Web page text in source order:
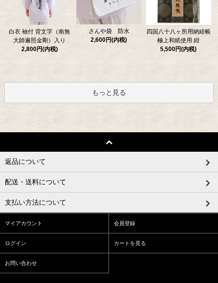
白衣 袖付 背文字（南無
大師遍照金剛）入り
2,800円(内税)
さんや袋 防水
2,600円(内税)
四国八十八ヶ所用納経帳
極上和紙使用 紺
5,500円(内税)
もっと見る
返品について
配送・送料について
支払い方法について
マイアカウント 会員登録
ログイン カートを見る
お問い合わせ